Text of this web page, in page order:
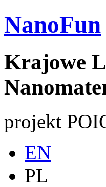
NanoFun
Krajowe
projekt
EN
PL